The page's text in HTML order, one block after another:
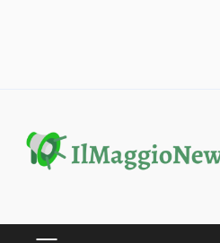
content